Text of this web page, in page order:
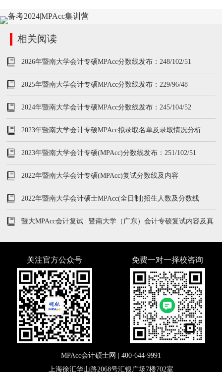
相关阅读
2026年暨南大学会计专硕MPAcc分数线发布：248/102/51
2025年暨南大学会计专硕MPAcc分数线发布：229/96/48
2024年暨南大学会计专硕MPAcc分数线发布：245/104/52
2023年暨南大学会计专硕MPAcc拟录取名单及录取情况分析
2023年暨南大学会计专硕(MPAcc)分数线发布：251/102/51
2022年暨南大学会计专硕(MPAcc)复试分数线及内容
2022年暨南大学会计硕士MPAcc(全日制)招生人数及分数线
暨大MPAcc会计复试 | 暨南大学（广东）会计专硕复试内容及真
题汇总
关注官方公众号 免费一对一择校咨询
MPAcc会计硕士网 | 400-644-9991
上海徐汇华山路2068号汇银广场7楼702室